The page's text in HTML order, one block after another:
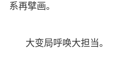
系再擘画。
大变局呼唤大担当。